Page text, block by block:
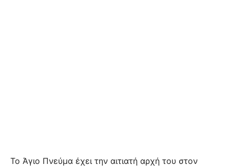
Το Άγιο Πνεύμα έχει την αιτιατή αρχή του στον